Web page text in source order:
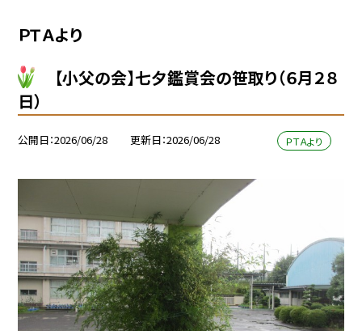
ＰＴＡより
【小父の会】七夕鑑賞会の笹取り（６月２８
日）
公開日 2026/06/28 更新日 2026/06/28 ＰＴＡより